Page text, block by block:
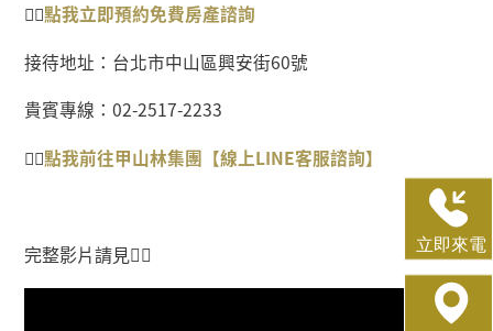
👉🏻點我立即預約免費房產諮詢
接待地址：台北市中山區興安街60號
貴賓專線：02-2517-2233
👉🏻點我前往甲山林集團【線上LINE客服諮詢】
完整影片請見👇🏻